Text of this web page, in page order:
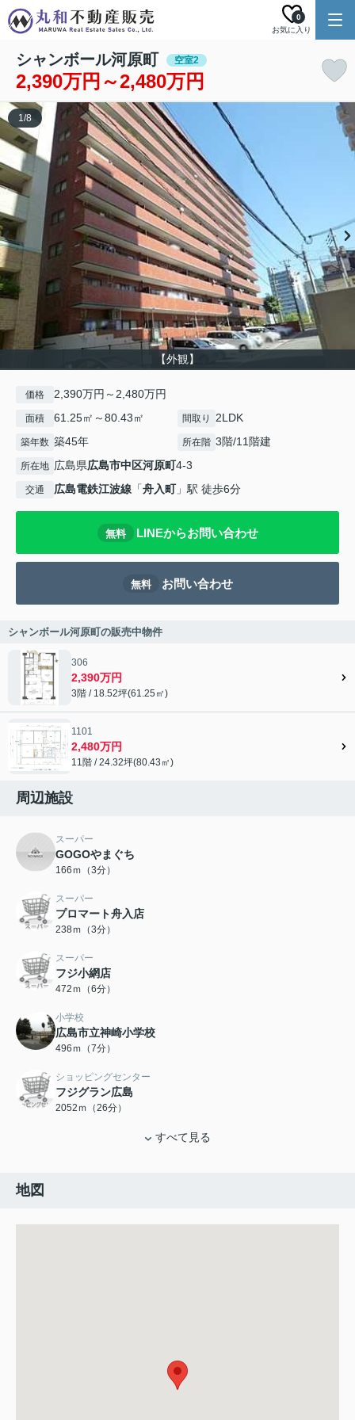
お気に入り
0
シャンボール河原町 空室2
2,390万円～2,480万円
【外観】
1/8
価格 2,390万円～2,480万円
面積 61.25㎡～80.43㎡ 間取り 2LDK
築年数 築45年 所在階 3階/11階建
所在地 広島県広島市中区河原町4-3
交通 広島電鉄江波線 「舟入町」駅 徒歩6分
無料 LINEからお問い合わせ
無料 お問い合わせ
シャンボール河原町の販売中物件
306
2,390万円
3階 / 18.52坪(61.25㎡)
1101
2,480万円
11階 / 24.32坪(80.43㎡)
周辺施設
スーパー
GOGOやまぐち
166ｍ（3分）
スーパー
プロマート舟入店
238ｍ（3分）
スーパー
フジ小網店
472ｍ（6分）
小学校
広島市立神崎小学校
496ｍ（7分）
ショッピングセンター
フジグラン広島
2052ｍ（26分）
すべて見る
地図